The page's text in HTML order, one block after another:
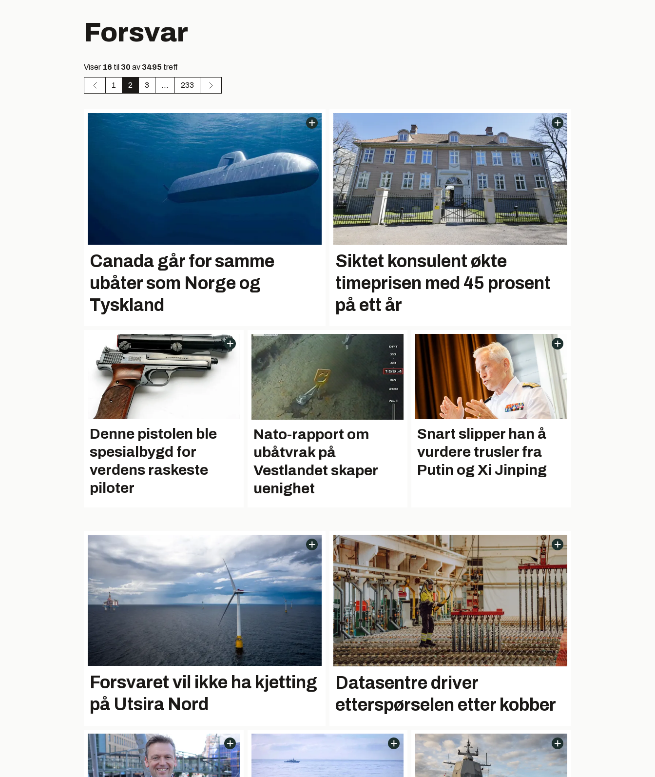
Forsvar
Viser 16 til 30 av 3495 treff
1 2 3 ... 233
Canada går for samme
ubåter som Norge og
Tyskland
Siktet konsulent økte
timeprisen med 45 prosent
på ett år
Denne pistolen ble
spesialbygd for
verdens raskeste
piloter
Nato-rapport om
ubåtvrak på
Vestlandet skaper
uenighet
Snart slipper han å
vurdere trusler fra
Putin og Xi Jinping
Forsvaret vil ikke ha kjetting
på Utsira Nord
Datasentre driver
etterspørselen etter kobber